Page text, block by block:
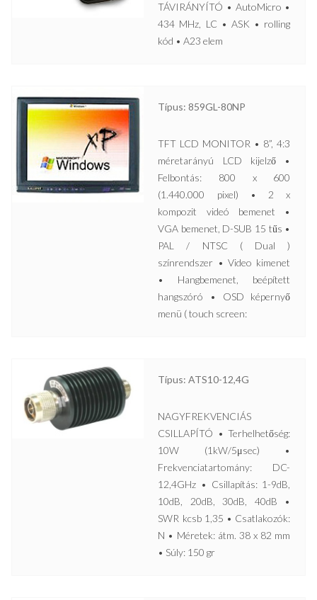
TÁVIRÁNYÍTÓ • AutoMicro •
434 MHz, LC • ASK • rolling
kód • A23 elem
Típus: 859GL-80NP
TFT LCD MONITOR • 8”, 4:3
méretarányú LCD kijelző •
Felbontás: 800 x 600
(1.440.000 pixel) • 2 x
kompozit videó bemenet •
VGA bemenet, D-SUB 15 tűs •
PAL / NTSC ( Dual )
színrendszer • Video kimenet
• Hangbemenet, beépített
hangszóró • OSD képernyő
menü ( touch screen:
Típus: ATS10-12,4G
NAGYFREKVENCIÁS
CSILLAPÍTÓ • Terhelhetőség:
10W (1kW/5μsec) •
Frekvenciatartomány: DC-
12,4GHz • Csillapítás: 1-9dB,
10dB, 20dB, 30dB, 40dB •
SWR kcsb 1,35 • Csatlakozók:
N • Méretek: átm. 38 x 82 mm
• Súly: 150 gr